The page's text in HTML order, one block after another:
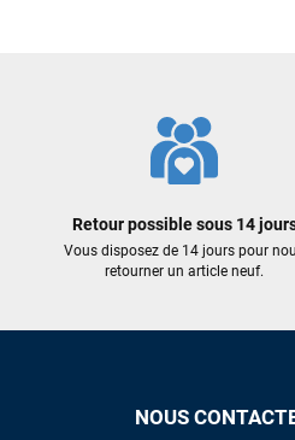
Retour possible sous 14
Vous disposez de 14 jours pour
retourner un article neuf.
NOUS
tester ça sur l’eau ! Je
son professionnalisme et sa
il y a un mois
ma board eux m'ont
il y a 3 mois